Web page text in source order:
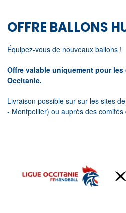
OFFRE BALLONS
Équipez-vous de nouveaux ballons !
Offre valable uniquement pour
Occitanie.
Livraison possible sur sur les sites
- Montpellier) ou auprès des comités